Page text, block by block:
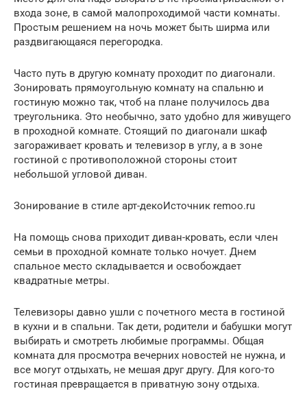
входа зоне, в самой малопроходимой части комнаты.
Простым решением на ночь может быть ширма или
раздвигающаяся перегородка.
Часто путь в другую комнату проходит по диагонали.
Зонировать прямоугольную комнату на спальню и
гостиную можно так, чтоб на плане получилось два
треугольника. Это необычно, зато удобно для живущего
в проходной комнате. Стоящий по диагонали шкаф
загораживает кровать и телевизор в углу, а в зоне
гостиной с противоположной стороны стоит
небольшой угловой диван.
Зонирование в стиле арт-декоИсточник remoo.ru
На помощь снова приходит диван-кровать, если член
семьи в проходной комнате только ночует. Днем
спальное место складывается и освобождает
квадратные метры.
Телевизоры давно ушли с почетного места в гостиной
в кухни и в спальни. Так дети, родители и бабушки могут
выбирать и смотреть любимые программы. Общая
комната для просмотра вечерних новостей не нужна, и
все могут отдыхать, не мешая друг другу. Для кого-то
гостиная превращается в приватную зону отдыха.